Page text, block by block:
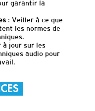
garantir la
: Veiller à ce que
les normes de
jour sur les
audio pour